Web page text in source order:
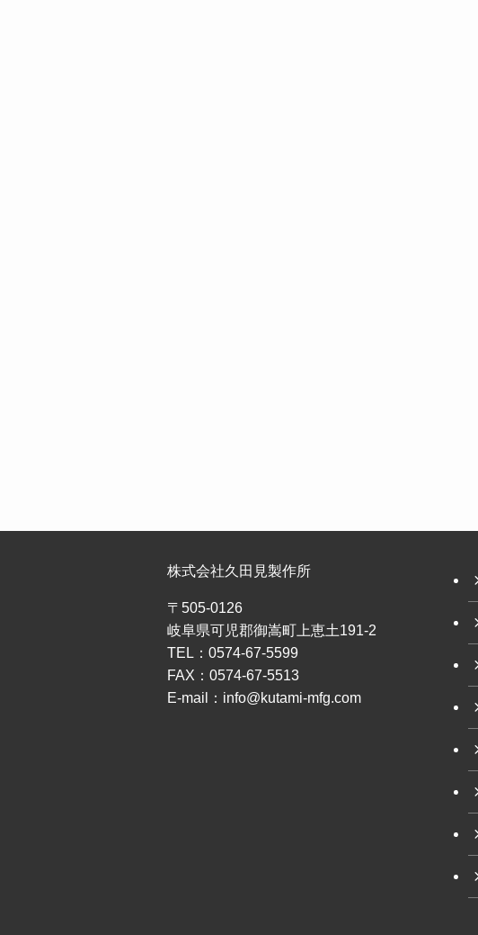
株式会社久田見製作所
〒505-0126
岐阜県可児郡御嵩町上恵土191-2
TEL：0574-67-5599
FAX：0574-67-5513
E-mail：info@kutami-mfg.com